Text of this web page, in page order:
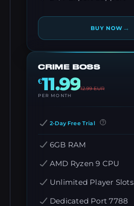
BUY NOW →
CRIME BOSS
€11.9912.99EUR
PER MONTH
2-Day Free Trial
6GB RAM
AMD Ryzen 9 CPU
Unlimited Player Slots
Dedicated Port 7788